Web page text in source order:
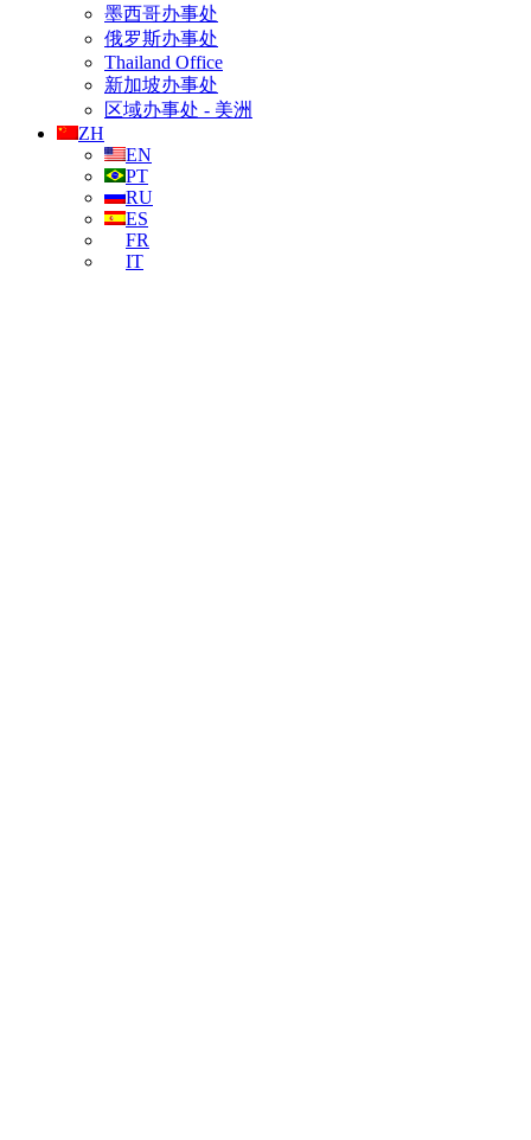
墨西哥办事处
俄罗斯办事处
Thailand Office
新加坡办事处
区域办事处 - 美洲
ZH
EN
PT
RU
ES
FR
IT